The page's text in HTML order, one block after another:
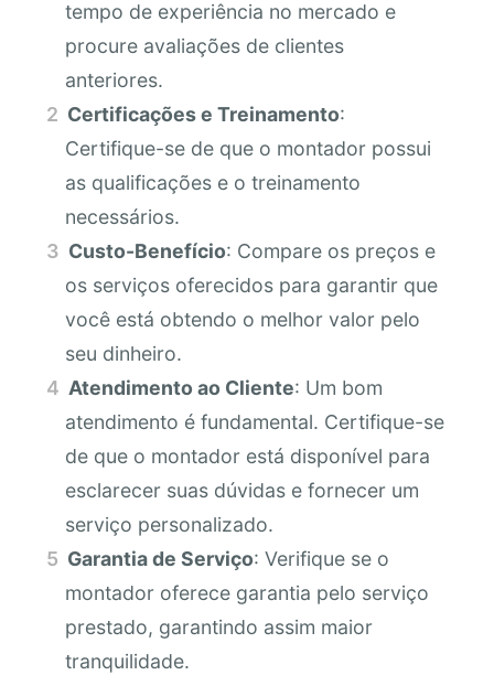
tempo de experiência no mercado e
procure avaliações de clientes
anteriores.
Certificações e Treinamento:
Certifique-se de que o montador possui
as qualificações e o treinamento
necessários.
Custo-Benefício: Compare os preços e
os serviços oferecidos para garantir que
você está obtendo o melhor valor pelo
seu dinheiro.
Atendimento ao Cliente: Um bom
atendimento é fundamental. Certifique-se
de que o montador está disponível para
esclarecer suas dúvidas e fornecer um
serviço personalizado.
Garantia de Serviço: Verifique se o
montador oferece garantia pelo serviço
prestado, garantindo assim maior
tranquilidade.